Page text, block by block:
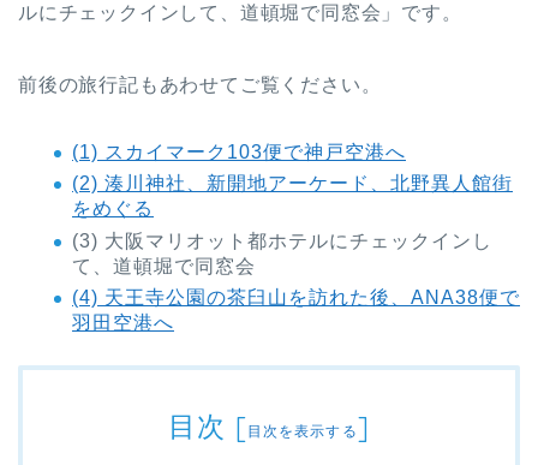
ルにチェックインして、道頓堀で同窓会」です。
前後の旅行記もあわせてご覧ください。
(1) スカイマーク103便で神戸空港へ
(2) 湊川神社、新開地アーケード、北野異人館街
をめぐる
(3) 大阪マリオット都ホテルにチェックインし
て、道頓堀で同窓会
(4) 天王寺公園の茶臼山を訪れた後、ANA38便で
羽田空港へ
目次 [目次を表示する]